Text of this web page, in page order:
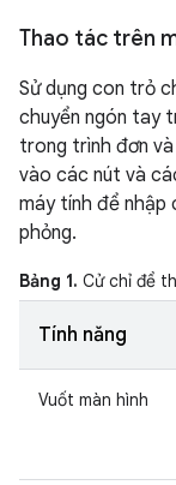
Thao tác trên
Sử dụng con trỏ
chuyển ngón tay
trong trình đơn
vào các nút và
máy tính để nhập
phỏng.
Bảng 1. Cử chỉ để
Tính năng
Vuốt màn hình